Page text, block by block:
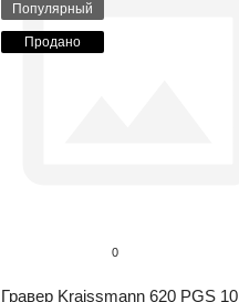
Популярный
Продано
0
Гравер Kraissmann 620 PGS 10